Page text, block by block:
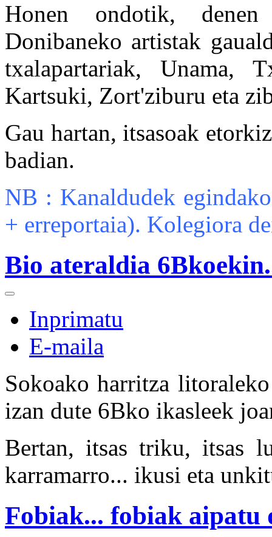
Honen ondotik,
Donibaneko artistak
txalapartariak, Unama,
Kartsuki, Zort'ziburu eta
Gau hartan, itsasoak
badian.
NB : Kanaldudek
+ erreportaia). Kolegiora
Bio ateraldia
Inprimatu
E-maila
Sokoako harritza
izan dute 6Bko ikasleek
Bertan, itsas triku, itsas
karramarro... ikusi eta
Fobiak... fobiak aipatu